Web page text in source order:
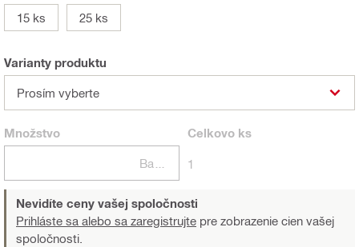
15 ks
25 ks
Varianty produktu
Prosím vyberte
Množstvo Celkovo ks
1
Nevidíte ceny vašej spoločnosti
Prihláste sa alebo sa zaregistrujte pre zobrazenie cien vašej
spoločnosti.